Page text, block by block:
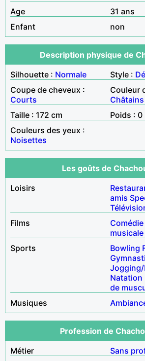
Age
31 ans
Enfant
non
Description physique de
Silhouette : Normale Style :
Coupe de cheveux :
Courts
Couleur
Châtains
Taille : 172 cm
Poids : 0
Couleurs des yeux :
Noisettes
Les goûts de
Loisirs
amis
Films
Comédie
musicale
Sports
Bowling
Natation
de
Musiques
Profession de
Métier
Sans